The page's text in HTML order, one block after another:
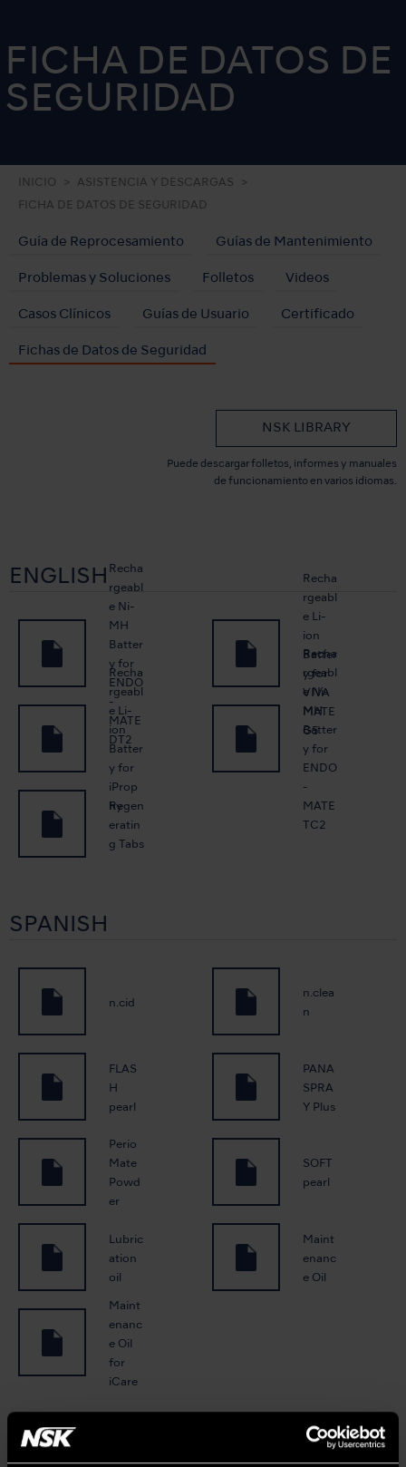
FICHA DE DATOS DE
SEGURIDAD
INICIO ASISTENCIA Y DESCARGAS
FICHA DE DATOS DE SEGURIDAD
Guía de Reprocesamiento Guías de Mantenimiento
Problemas y Soluciones Folletos Videos
Casos Clínicos Guías de Usuario Certificado
Fichas de Datos de Seguridad
NSK LIBRARY
Puede descargar folletos, informes y manuales
de funcionamiento en varios idiomas.
ENGLISH Recha
rgeabl
e Ni-
MH
Batter
y for
ENDO
-
MATE
DT2
Recha
rgeabl
e Li-
ion
Batter
y for
VIVA
MATE
G5
Recha
rgeabl
e Li-
ion
Batter
y for
iProp
hy
Recha
rgeabl
e Ni-
MH
Batter
y for
ENDO
-
MATE
TC2
Regen
eratin
g Tabs
SPANISH
n.cid
n.clea
n
FLAS
H
pearl
PANA
SPRA
Y Plus
Perio
Mate
Powd
er
SOFT
pearl
Lubric
ation
oil
Maint
enanc
e Oil
Maint
enanc
e Oil
for
iCare